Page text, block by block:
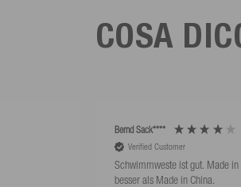
COSA
Bernd Sack****
Verified Customer
Schwimmweste ist gut. Made in
besser als Made in China.